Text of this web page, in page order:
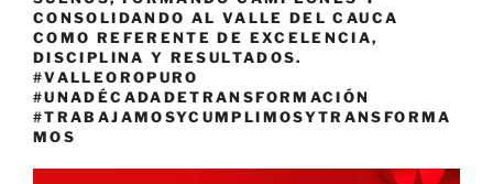
CONSOLIDANDO AL VALLE DEL CAUCA
COMO REFERENTE DE EXCELENCIA,
DISCIPLINA Y RESULTADOS.
#VALLEOROPURO
#UNADÉCADADETRANSFORMACIÓN
#TRABAJAMOSYCUMPLIMOSYTRANSFORMA
MOS